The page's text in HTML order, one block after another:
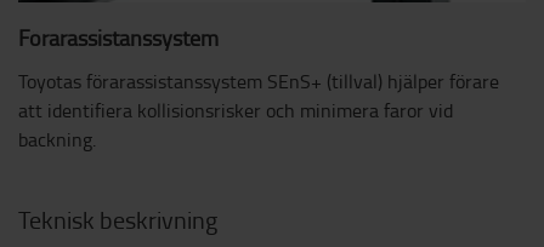
Förarassistanssystem
Toyotas förarassistanssystem SEnS+ (tillval) hjälper förare
att identifiera kollisionsrisker och minimera faror vid
backning.
Teknisk beskrivning